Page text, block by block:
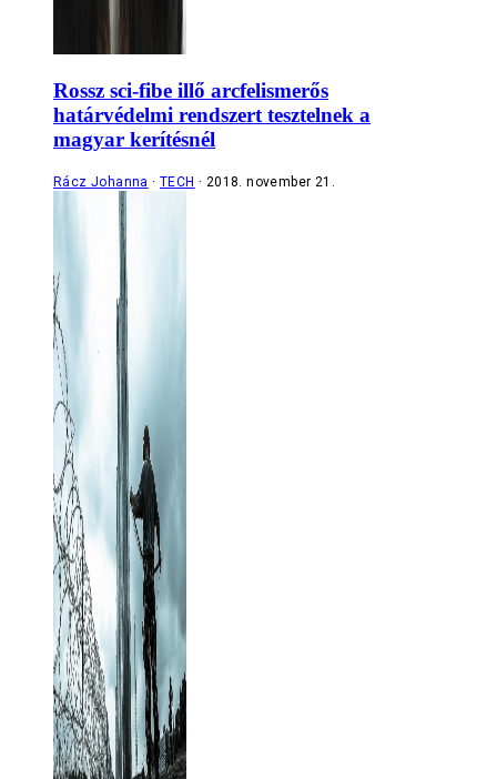
Rossz sci-fibe illő arcfelismerős
határvédelmi rendszert tesztelnek a
magyar kerítésnél
Rácz Johanna TECH 2018. november 21.